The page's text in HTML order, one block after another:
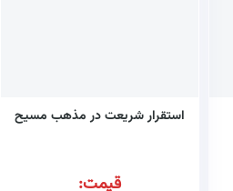
استقرار شریعت در مذهب مسیح
قیمت: